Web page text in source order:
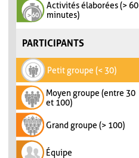
Activités élaborées (> 60
minutes)
PARTICIPANTS
Petit groupe (< 30)
Moyen groupe (entre 30
et 100)
Grand groupe (> 100)
Équipe